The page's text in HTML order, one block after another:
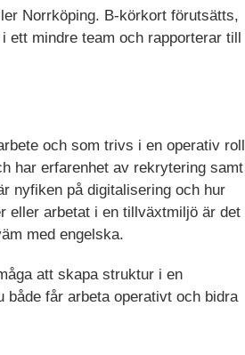
Norrköping. B-körkort förutsätts,
ett mindre team och rapporterar till
och som trivs i en operativ roll
har erfarenhet av rekrytering samt
nyfiken på digitalisering och hur
eller arbetat i en tillväxtmiljö är det
med engelska.
att skapa struktur i en
får arbeta operativt och bidra